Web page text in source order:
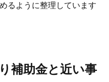
るように整理しています
補助金と近い事